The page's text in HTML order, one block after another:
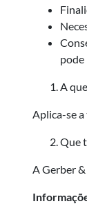
pode
A
Aplica-se
Que
A Gerber